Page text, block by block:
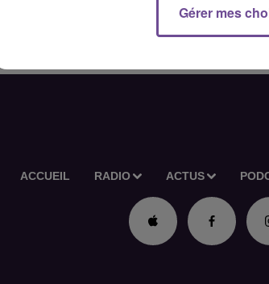
L’habilitation électrique est requise.
ACCUEIL RADIO ACTUS
Gérer mes